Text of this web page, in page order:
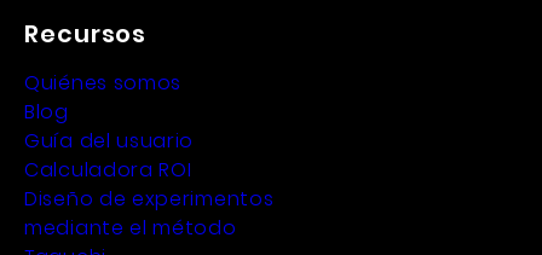
Recursos
Quiénes somos
Blog
Guía del usuario
Calculadora ROI
Diseño de experimentos
mediante el método